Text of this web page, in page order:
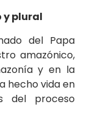
y plural
del Papa
amazónico,
y en la
hecho vida en
del proceso